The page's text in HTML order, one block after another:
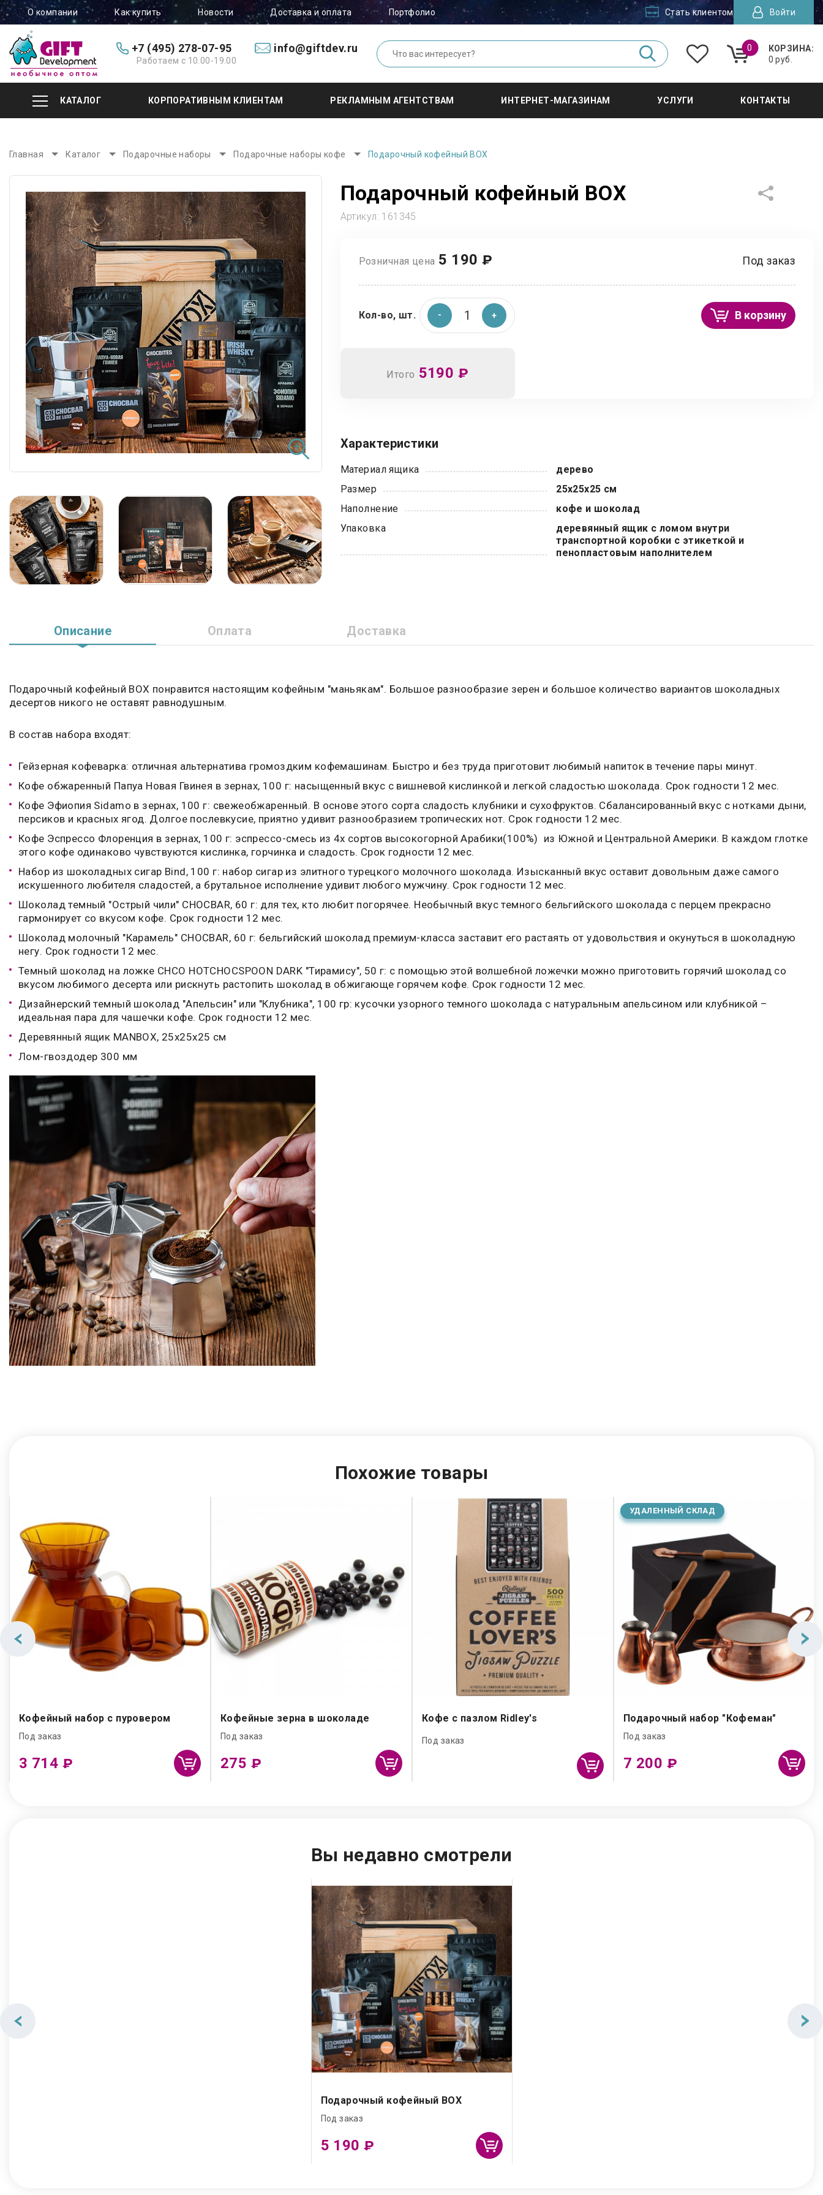
О компании Как купить Новости Доставка и оплата Портфолио Стать клиентом Войти
+7 (495) 278-07-95
Работаем с 10.00-19.00
info@giftdev.ru 0
КОРЗИНА:
0 руб.
КАТАЛОГ КОРПОРАТИВНЫМ КЛИЕНТАМ РЕКЛАМНЫМ АГЕНТСТВАМ ИНТЕРНЕТ-МАГАЗИНАМ УСЛУГИ КОНТАКТЫ
Главная Каталог Подарочные наборы Подарочные наборы кофе Подарочный кофейный BOX
Подарочный кофейный BOX
Артикул: 161345
Розничная цена 5 190 ₽ Под заказ
Кол-во, шт. В корзину
Итого 5190 ₽
Характеристики
Материал ящика
дерево
Размер
25х25х25 см
Наполнение
кофе и шоколад
Упаковка
деревянный ящик с ломом внутри
транспортной коробки с этикеткой и
пенопластовым наполнителем
Описание Оплата Доставка
Подарочный кофейный BOX понравится настоящим кофейным "маньякам". Большое разнообразие зерен и большое количество вариантов шоколадных
десертов никого не оставят равнодушным.
В состав набора входят:
Гейзерная кофеварка: отличная альтернатива громоздким кофемашинам. Быстро и без труда приготовит любимый напиток в течение пары минут.
Кофе обжаренный Папуа Новая Гвинея в зернах, 100 г: насыщенный вкус с вишневой кислинкой и легкой сладостью шоколада. Срок годности 12 мес.
Кофе Эфиопия Sidamo в зернах, 100 г: свежеобжаренный. В основе этого сорта сладость клубники и сухофруктов. Сбалансированный вкус с нотками дыни,
персиков и красных ягод. Долгое послевкусие, приятно удивит разнообразием тропических нот. Срок годности 12 мес.
Кофе Эспрессо Флоренция в зернах, 100 г: эспрессо-смесь из 4х сортов высокогорной Арабики(100%) из Южной и Центральной Америки. В каждом глотке
этого кофе одинаково чувствуются кислинка, горчинка и сладость. Срок годности 12 мес.
Набор из шоколадных сигар Bind, 100 г: набор сигар из элитного турецкого молочного шоколада. Изысканный вкус оставит довольным даже самого
искушенного любителя сладостей, а брутальное исполнение удивит любого мужчину. Срок годности 12 мес.
Шоколад темный "Острый чили" CHOCBAR, 60 г: для тех, кто любит погорячее. Необычный вкус темного бельгийского шоколада с перцем прекрасно
гармонирует со вкусом кофе. Срок годности 12 мес.
Шоколад молочный "Карамель" CHOCBAR, 60 г: бельгийский шоколад премиум-класса заставит его растаять от удовольствия и окунуться в шоколадную
негу. Срок годности 12 мес.
Темный шоколад на ложке CHCO HOTCHOCSPOON DARK "Тирамису", 50 г: с помощью этой волшебной ложечки можно приготовить горячий шоколад со
вкусом любимого десерта или рискнуть растопить шоколад в обжигающе горячем кофе. Срок годности 12 мес.
Дизайнерский темный шоколад "Апельсин" или "Клубника", 100 гр: кусочки узорного темного шоколада с натуральным апельсином или клубникой –
идеальная пара для чашечки кофе. Срок годности 12 мес.
Деревянный ящик MANBOX, 25х25х25 см
Лом-гвоздодер 300 мм
Похожие товары
Кофейный набор с пуровером
Под заказ
3 714 ₽
Кофейные зерна в шоколаде
Под заказ
275 ₽
Кофе с пазлом Ridley's
Под заказ
УДАЛЕННЫЙ СКЛАД
Подарочный набор "Кофеман"
Под заказ
7 200 ₽
Вы недавно смотрели
Подарочный кофейный BOX
Под заказ
5 190₽